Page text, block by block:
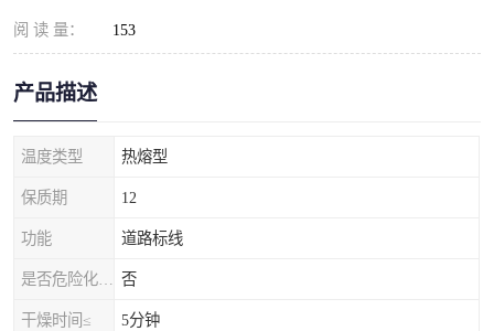
阅 读 量： 153
产品描述
温度类型 热熔型
保质期 12
功能 道路标线
否
干燥时间≤ 5分钟